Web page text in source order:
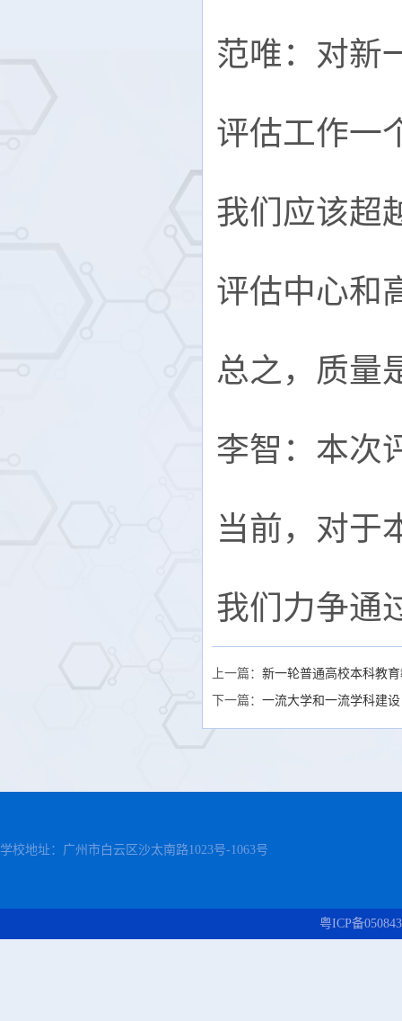
范唯：对新
评估工作一
我们应该超
评估中心和
总之，质量
李智：本次
当前，对于
我们力争通
上一篇： 新一轮普通高校本科教
下一篇： 一流大学和一流学科建设
学校地址：广州市白云区沙太南路1023号-1063号
粤ICP备